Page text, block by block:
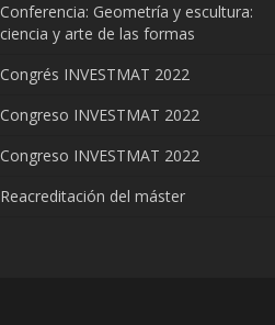
Conferencia: Geometría y escultura:
ciencia y arte de las formas
Congrés INVESTMAT 2022
Congreso INVESTMAT 2022
Congreso INVESTMAT 2022
Reacreditación del máster